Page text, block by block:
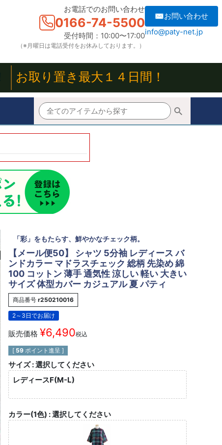
お電話でのお問い合わせ
0166-74-5500
受付時間：10:00〜17:00
（※月曜日は電話受付をお休みしております。）
✉お問い合わせ
info@paty-net.jp
お取り置き最大１４日間！
「彩」をもたらす、鮮やかなチェック柄。
【メール便50】 シャツ 5分袖 レディース バ
ンドカラー マドラスチェック 総柄 先染め 綿
100 コットン 薄手 通気性 涼しい 軽い 大きい
サイズ 体型カバー カジュアル 夏 パティ
商品番号 r250210016
2～3日でお届け
販売価格 ¥6,490税込
[ 59 ポイント進呈 ]
サイズ 選択してください
レディースF(M-L)
カラー(1色) 選択してください